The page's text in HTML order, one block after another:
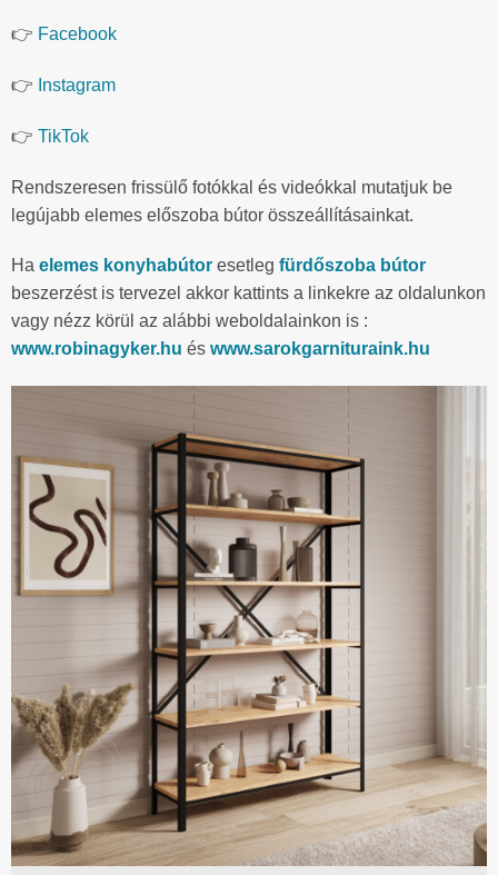
👉 Facebook
👉 Instagram
👉 TikTok
Rendszeresen frissülő fotókkal és videókkal mutatjuk be
legújabb elemes előszoba bútor összeállításainkat.
Ha elemes konyhabútor esetleg fürdőszoba bútor
beszerzést is tervezel akkor kattints a linkekre az oldalunkon
vagy nézz körül az alábbi weboldalainkon is :
www.robinagyker.hu és www.sarokgarnituraink.hu